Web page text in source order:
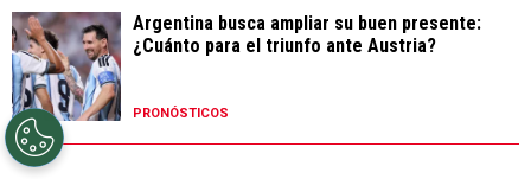
Argentina busca ampliar su buen presente:
¿Cuánto para el triunfo ante Austria?
PRONÓSTICOS